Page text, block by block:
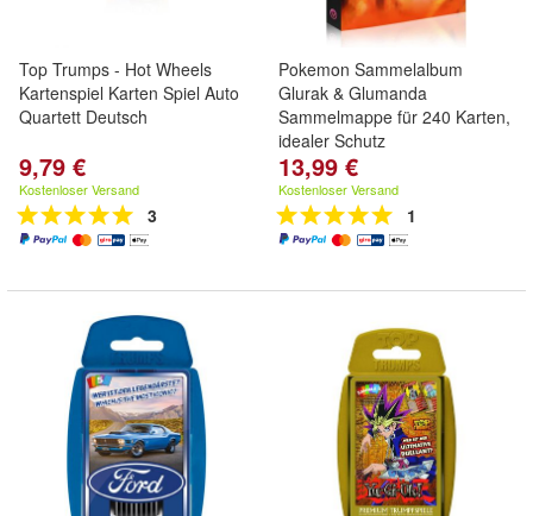
Top Trumps - Hot Wheels
Kartenspiel Karten Spiel Auto
Quartett Deutsch
9,79 €
Kostenloser Versand
3
Pokemon Sammelalbum
Glurak & Glumanda
Sammelmappe für 240 Karten,
idealer Schutz
13,99 €
Kostenloser Versand
1